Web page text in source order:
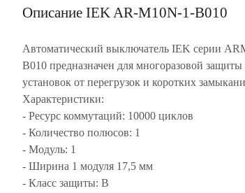
Описание IEK AR-M10N-1-B010
Автоматический выключатель IEK серии
B010 предназначен для многоразовой защиты
установок от перегрузок и коротких
Характеристики:
- Ресурс коммутаций: 10000 циклов
- Количество полюсов: 1
- Модуль: 1
- Ширина 1 модуля 17,5 мм
- Класс защиты: В